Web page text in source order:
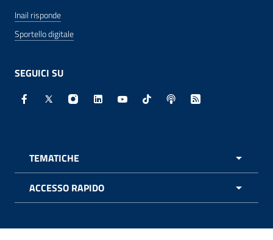
Inail risponde
Sportello digitale
SEGUICI SU
Facebook - Sito esterno - Apertura in nuova finestra
X - Sito esterno - Apertura in nuova finestra
Instagram - Sito esterno - Apertura in
Linkedin - Sito esterno - Apertura in
Youtube - Sito esterno -
TikTok - Sito esterno -
Spreaker - Sito
Feed RSS -
TEMATICHE
ACCESSO RAPIDO